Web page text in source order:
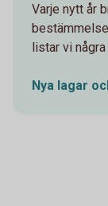
Varje nytt år
listar vi
Nya lagar